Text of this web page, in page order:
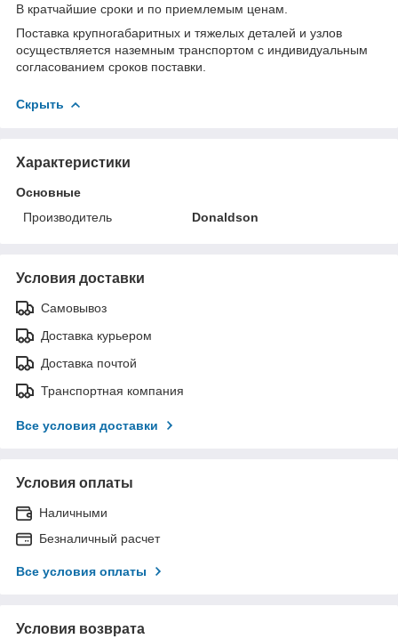
В кратчайшие сроки и по приемлемым ценам.
Поставка крупногабаритных и тяжелых деталей и узлов
осуществляется наземным транспортом с индивидуальным
согласованием сроков поставки.
Скрыть
Характеристики
Основные
Производитель
Donaldson
Условия доставки
Самовывоз
Доставка курьером
Доставка почтой
Транспортная компания
Все условия доставки
Условия оплаты
Наличными
Безналичный расчет
Все условия оплаты
Условия возврата